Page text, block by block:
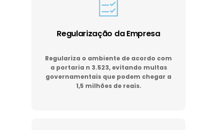
Regularização da Empresa
Regulariza o ambiente de acordo com
a portaria n 3.523, evitando multas
governamentais que podem chegar a
1,5 milhões de reais.